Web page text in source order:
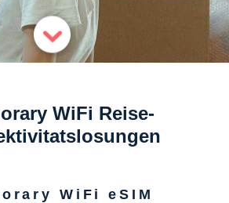
WiFi Reise-
WiFi eSIM